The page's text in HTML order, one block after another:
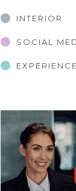
INTERIOR
SOCIAL
EXPERIENCE